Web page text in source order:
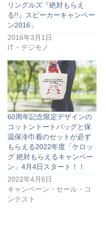
リングルズ『絶対もらえ
る!!』スピーカーキャンペー
ン2016」
2016年3月1日
IT・デジモノ
60周年記念限定デザインの
コットントートバッグと保
温保冷巾着のセットが必ず
もらえる2022年度「ケロッ
グ 絶対もらえるキャンペー
ン」4月4日スタート！！
2022年4月6日
キャンペーン・セール・コ
ンテスト